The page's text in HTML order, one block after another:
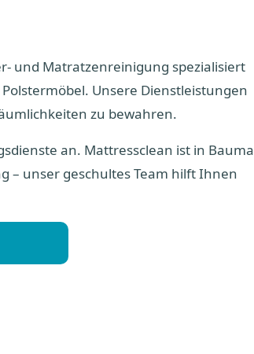
und Matratzenreinigung spezialisiert
Unsere Dienstleistungen
zu bewahren.
an. Mattressclean ist in Bauma
– unser geschultes Team hilft Ihnen